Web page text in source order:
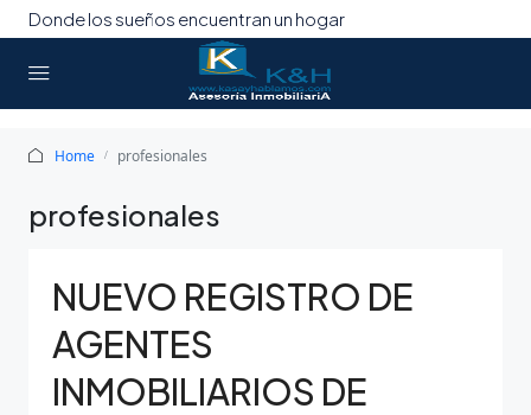
Donde los sueños encuentran un hogar
Home profesionales
profesionales
NUEVO REGISTRO DE
AGENTES
INMOBILIARIOS DE